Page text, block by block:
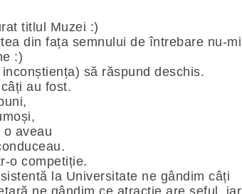
titlul Muzei :)
din fața semnului de întrebare nu-mi
:)
să răspund deschis.
au fost.
o aveau
o competiție.
la Universitate ne gândim câți
ne gândim ce atracție are șeful, iar